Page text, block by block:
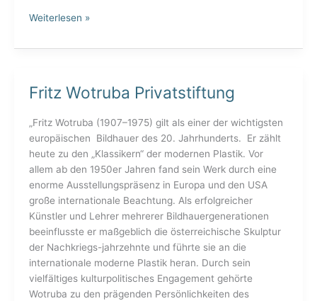
Weiterlesen »
Fritz Wotruba Privatstiftung
„Fritz Wotruba (1907–1975) gilt als einer der wichtigsten
europäischen Bildhauer des 20. Jahrhunderts. Er zählt
heute zu den „Klassikern“ der modernen Plastik. Vor
allem ab den 1950er Jahren fand sein Werk durch eine
enorme Ausstellungspräsenz in Europa und den USA
große internationale Beachtung. Als erfolgreicher
Künstler und Lehrer mehrerer Bildhauergenerationen
beeinflusste er maßgeblich die österreichische Skulptur
der Nachkriegs-jahrzehnte und führte sie an die
internationale moderne Plastik heran. Durch sein
vielfältiges kulturpolitisches Engagement gehörte
Wotruba zu den prägenden Persönlichkeiten des
Fritz
Privatstiftung